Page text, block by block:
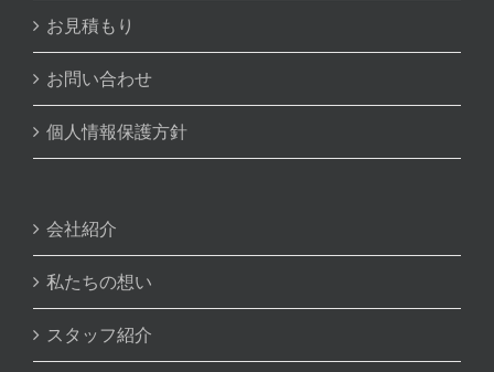
お見積もり
お問い合わせ
個人情報保護方針
会社紹介
私たちの想い
スタッフ紹介